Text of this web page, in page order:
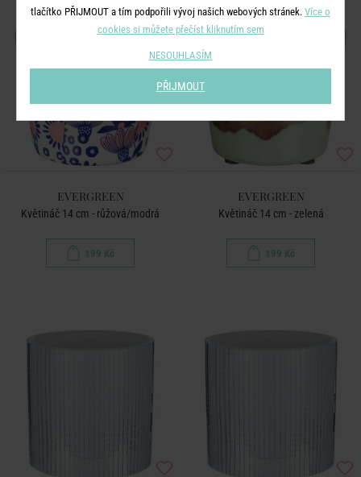
EVERGREEN
Květináč 14 cm - růžová/modrá
199 Kč
EVERGREEN
Květináč 14 cm - zelená
199 Kč
tlačítko PŘIJMOUT a tím podpořili vývoj našich webových stránek. Více o
cookies si můžete přečíst kliknutím sem
NESOUHLASÍM
PŘIJMOUT